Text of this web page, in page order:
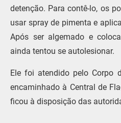
detenção. Para contê-lo, os
usar spray de pimenta e
Após ser algemado e
ainda tentou se autolesionar.
Ele foi atendido pelo Corpo
encaminhado à Central de
ficou à disposição das